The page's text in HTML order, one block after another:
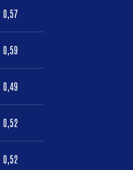
0,57
0,59
0,49
0,52
0,52